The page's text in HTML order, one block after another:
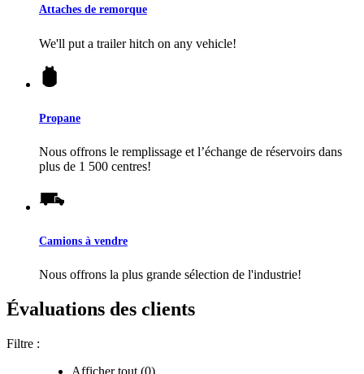
Attaches de remorque
We'll put a trailer hitch on any vehicle!
Propane
Nous offrons le remplissage et l’échange de réservoirs dans
plus de 1 500 centres!
Camions à vendre
Nous offrons la plus grande sélection de l'industrie!
Évaluations des clients
Filtre :
Afficher tout (0)